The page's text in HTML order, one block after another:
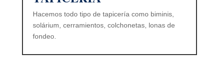
Hacemos todo tipo de tapicería como biminis,
solárium, cerramientos, colchonetas, lonas de
fondeo.